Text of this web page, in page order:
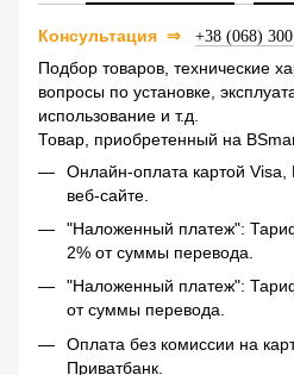
Консультация ⇒ +38 (068)
Подбор товаров, технические
вопросы по установке,
использование и т.д.
Товар, приобретенный на
Онлайн-оплата картой
веб-сайте.
"Наложенный платеж":
2% от суммы перевода.
"Наложенный платеж":
от суммы перевода.
Оплата без комиссии на
Приватбанк.